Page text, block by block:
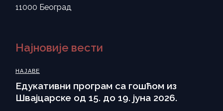
11000 Београд
Најновије вести
НАЈАВЕ
Eдукативни програм са гошћом из
Швајцарске од 15. до 19. јуна 2026.